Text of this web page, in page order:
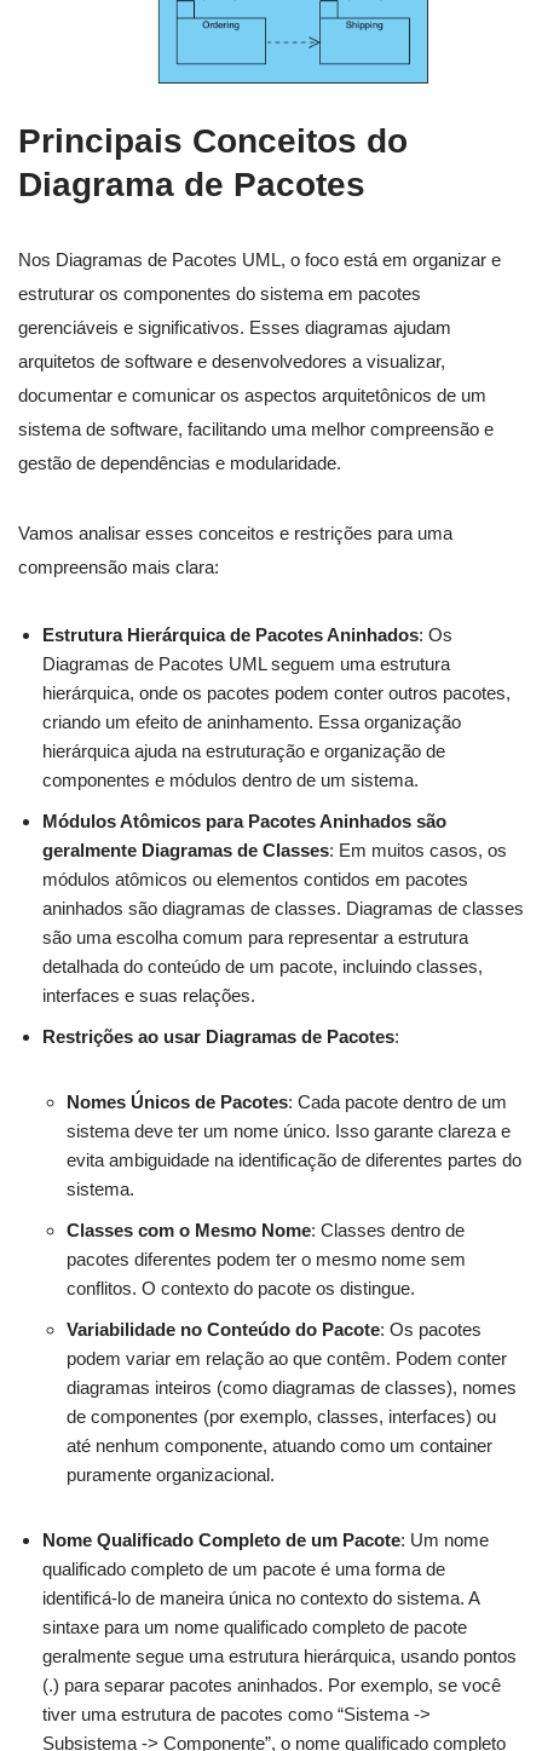
Principais Conceitos do
Diagrama de Pacotes
Nos Diagramas de Pacotes UML, o foco está em organizar e
estruturar os componentes do sistema em pacotes
gerenciáveis e significativos. Esses diagramas ajudam
arquitetos de software e desenvolvedores a visualizar,
documentar e comunicar os aspectos arquitetônicos de um
sistema de software, facilitando uma melhor compreensão e
gestão de dependências e modularidade.
Vamos analisar esses conceitos e restrições para uma
compreensão mais clara:
Estrutura Hierárquica de Pacotes Aninhados: Os
Diagramas de Pacotes UML seguem uma estrutura
hierárquica, onde os pacotes podem conter outros pacotes,
criando um efeito de aninhamento. Essa organização
hierárquica ajuda na estruturação e organização de
componentes e módulos dentro de um sistema.
Módulos Atômicos para Pacotes Aninhados são
geralmente Diagramas de Classes: Em muitos casos, os
módulos atômicos ou elementos contidos em pacotes
aninhados são diagramas de classes. Diagramas de classes
são uma escolha comum para representar a estrutura
detalhada do conteúdo de um pacote, incluindo classes,
interfaces e suas relações.
Restrições ao usar Diagramas de Pacotes:
Nomes Únicos de Pacotes: Cada pacote dentro de um
sistema deve ter um nome único. Isso garante clareza e
evita ambiguidade na identificação de diferentes partes do
sistema.
Classes com o Mesmo Nome: Classes dentro de
pacotes diferentes podem ter o mesmo nome sem
conflitos. O contexto do pacote os distingue.
Variabilidade no Conteúdo do Pacote: Os pacotes
podem variar em relação ao que contêm. Podem conter
diagramas inteiros (como diagramas de classes), nomes
de componentes (por exemplo, classes, interfaces) ou
até nenhum componente, atuando como um container
puramente organizacional.
Nome Qualificado Completo de um Pacote: Um nome
qualificado completo de um pacote é uma forma de
identificá-lo de maneira única no contexto do sistema. A
sintaxe para um nome qualificado completo de pacote
geralmente segue uma estrutura hierárquica, usando pontos
(.) para separar pacotes aninhados. Por exemplo, se você
tiver uma estrutura de pacotes como “Sistema ->
Subsistema -> Componente”, o nome qualificado completo